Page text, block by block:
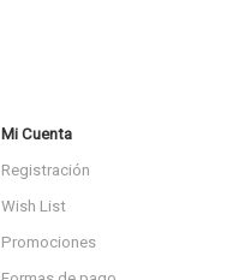
Mi Cuenta
Registración
Wish List
Promociones